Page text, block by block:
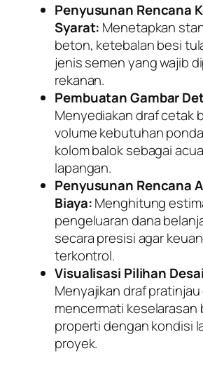
Penyusunan Rencana
Syarat: Menetapkan
beton, ketebalan besi
jenis semen yang wajib
rekanan.
Pembuatan Gambar
Menyediakan draf cetak
volume kebutuhan
kolom balok sebagai
lapangan.
Penyusunan Rencana
Biaya:Menghitung
pengeluaran dana
secara presisi agar
terkontrol.
Visualisasi Pilihan
Menyajikan draf
mencermati keselarasan
properti dengan kondisi
proyek.